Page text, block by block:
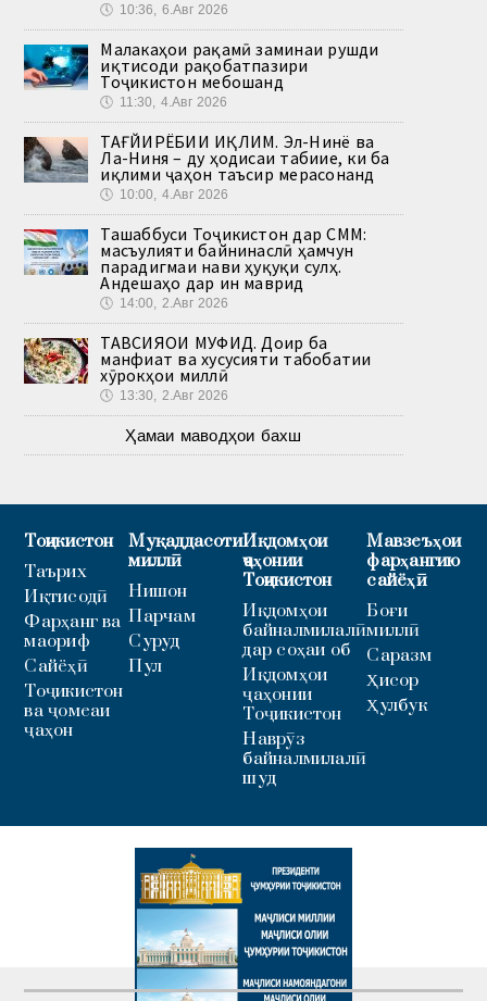
🕔 10:36, 6.Авг 2026
Малакаҳои рақамӣ заминаи рушди
иқтисоди рақобатпазири
Тоҷикистон мебошанд
🕔 11:30, 4.Авг 2026
ТАҒЙИРЁБИИ ИҚЛИМ. Эл-Нинё ва
Ла-Ниня – ду ҳодисаи табиие, ки ба
иқлими ҷаҳон таъсир мерасонанд
🕔 10:00, 4.Авг 2026
Ташаббуси Тоҷикистон дар СММ:
масъулияти байнинаслӣ ҳамчун
парадигмаи нави ҳуқуқи сулҳ.
Андешаҳо дар ин маврид
🕔 14:00, 2.Авг 2026
ТАВСИЯҲОИ МУФИД. Доир ба
манфиат ва хусусияти табобатии
хӯрокҳои миллӣ
🕔 13:30, 2.Авг 2026
Ҳамаи маводҳои бахш
Тоҷикистон
Таърих
Иқтисодӣ
Фарҳанг ва
маориф
Сайёҳӣ
Тоҷикистон
ва ҷомеаи
ҷаҳон
Муқаддасоти
миллӣ
Нишон
Парчам
Суруд
Пул
Иқдомҳои
ҷаҳонии
Тоҷикистон
Иқдомҳои
байналмилалӣ
дар соҳаи об
Иқдомҳои
ҷаҳонии
Тоҷикистон
Наврӯз
байналмилалӣ
шуд
Мавзеъҳои
фарҳангию
сайёҳӣ
Боғи
миллӣ
Саразм
Ҳисор
Ҳулбук